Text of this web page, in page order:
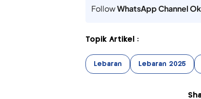
FollowWhatsApp Channel
Topik Artikel :
Lebaran Lebaran 2025